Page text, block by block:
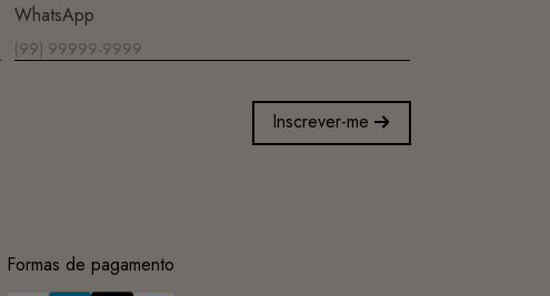
WhatsApp
Inscrever-me
Formas de pagamento